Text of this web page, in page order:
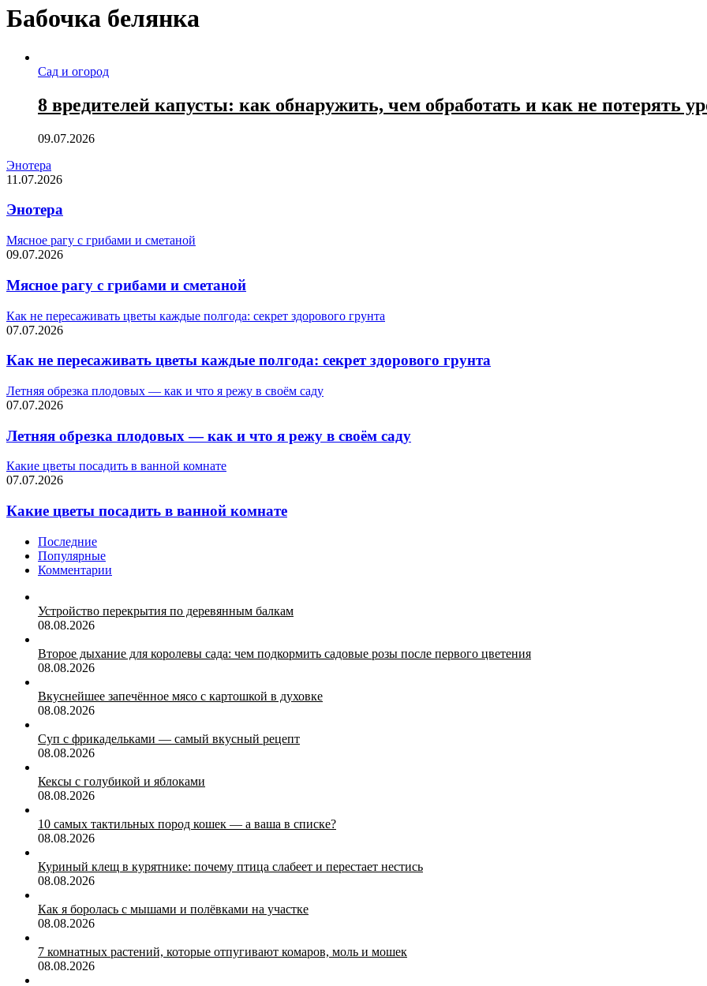
Бабочка белянка
Сад и огород
8 вредителей капусты: как обнаружить, чем обработать и как не потерять
09.07.2026
Энотера
11.07.2026
Энотера
Мясное рагу с грибами и сметаной
09.07.2026
Мясное рагу с грибами и сметаной
Как не пересаживать цветы каждые полгода: секрет здорового грунта
07.07.2026
Как не пересаживать цветы каждые полгода: секрет здорового грунта
Летняя обрезка плодовых — как и что я режу в своём саду
07.07.2026
Летняя обрезка плодовых — как и что я режу в своём саду
Какие цветы посадить в ванной комнате
07.07.2026
Какие цветы посадить в ванной комнате
Последние
Популярные
Комментарии
Устройство перекрытия по деревянным балкам
08.08.2026
Второе дыхание для королевы сада: чем подкормить садовые розы после первого цветения
08.08.2026
Вкуснейшее запечённое мясо с картошкой в духовке
08.08.2026
Суп с фрикадельками — самый вкусный рецепт
08.08.2026
Кексы с голубикой и яблоками
08.08.2026
10 самых тактильных пород кошек — а ваша в списке?
08.08.2026
Куриный клещ в курятнике: почему птица слабеет и перестает нестись
08.08.2026
Как я боролась с мышами и полёвками на участке
08.08.2026
7 комнатных растений, которые отпугивают комаров, моль и мошек
08.08.2026